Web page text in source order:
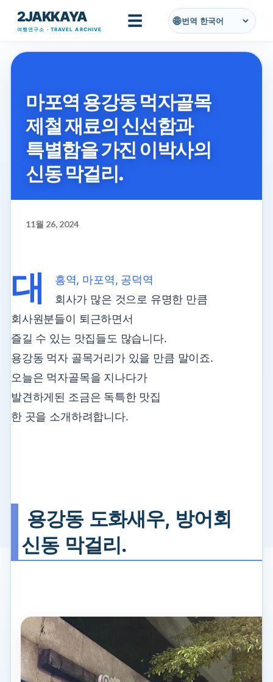
기본 콘텐츠로 건너뛰기
2JAKKAYA
여행연구소 · TRAVEL ARCHIVE ☰ 번역
마포역 용강동 먹자골목
제철 재료의 신선함과
특별함을 가진 이박사의
신동 막걸리.
11월 26, 2024
대
흥역, 마포역, 공덕역
회사가 많은 것으로 유명한 만큼
회사원분들이 퇴근하면서
즐길 수 있는 맛집들도 많습니다.
용강동 먹자 골목거리가 있을 만큼 말이죠.
오늘은 먹자골목을 지나다가
발견하게된 조금은 독특한 맛집
한 곳을 소개하려합니다.
용강동 도화새우, 방어회
신동 막걸리.